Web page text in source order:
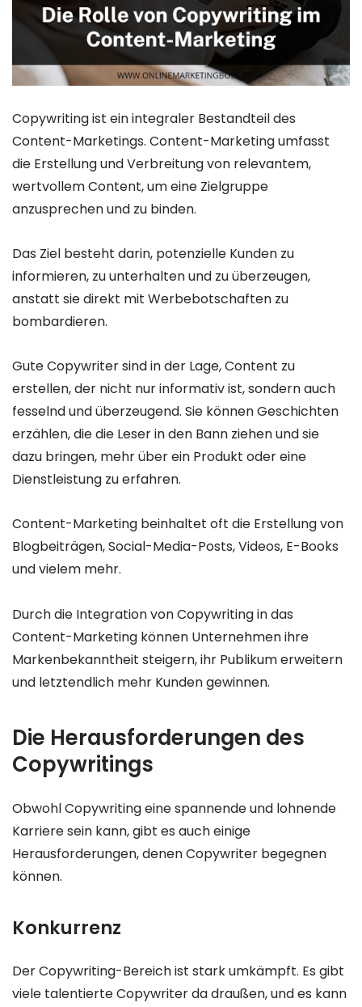
Copywriting ist ein integraler Bestandteil des
Content-Marketings. Content-Marketing umfasst
die Erstellung und Verbreitung von relevantem,
wertvollem Content, um eine Zielgruppe
anzusprechen und zu binden.
Das Ziel besteht darin, potenzielle Kunden zu
informieren, zu unterhalten und zu überzeugen,
anstatt sie direkt mit Werbebotschaften zu
bombardieren.
Gute Copywriter sind in der Lage, Content zu
erstellen, der nicht nur informativ ist, sondern auch
fesselnd und überzeugend. Sie können Geschichten
erzählen, die die Leser in den Bann ziehen und sie
dazu bringen, mehr über ein Produkt oder eine
Dienstleistung zu erfahren.
Content-Marketing beinhaltet oft die Erstellung von
Blogbeiträgen, Social-Media-Posts, Videos, E-Books
und vielem mehr.
Durch die Integration von Copywriting in das
Content-Marketing können Unternehmen ihre
Markenbekanntheit steigern, ihr Publikum erweitern
und letztendlich mehr Kunden gewinnen.
Die Herausforderungen des
Copywritings
Obwohl Copywriting eine spannende und lohnende
Karriere sein kann, gibt es auch einige
Herausforderungen, denen Copywriter begegnen
können.
Konkurrenz
Der Copywriting-Bereich ist stark umkämpft. Es gibt
viele talentierte Copywriter da draußen, und es kann